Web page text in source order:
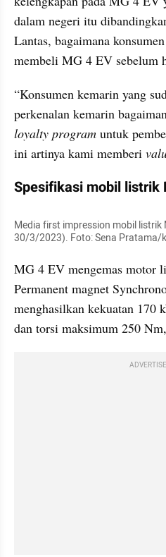
dalam negeri itu
Lantas, bagaimana
membeli MG 4 EV sebelum
“Konsumen kemarin yang
loyalty program untuk
ini artinya kami memberi
Spesifikasi mobil listrik
Media first impression mobil listrik
30/3/2023). Foto: Sena Pratama/
MG 4 EV mengemas motor
Permanent magnet
menghasilkan kekuatan 170
dan torsi maksimum 250 Nm,